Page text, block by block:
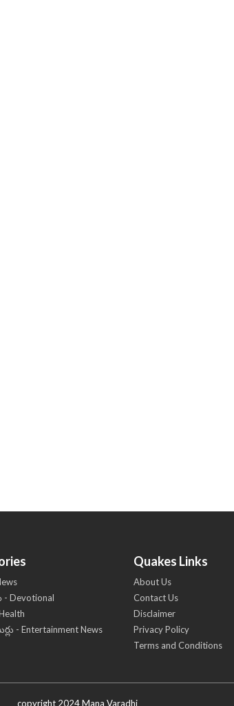
- Devotional
- Entertainment News
Quakes Links
About Us
Contact Us
Disclaimer
Privacy Policy
Terms and Conditions
copyright 2024 Mana Varadhi